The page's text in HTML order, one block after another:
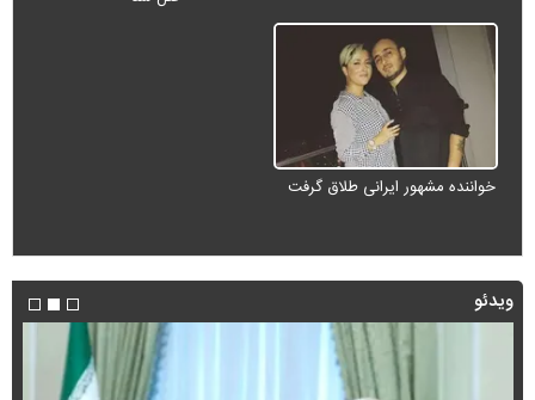
خواننده مشهور ایرانی طلاق گرفت
ویدئو